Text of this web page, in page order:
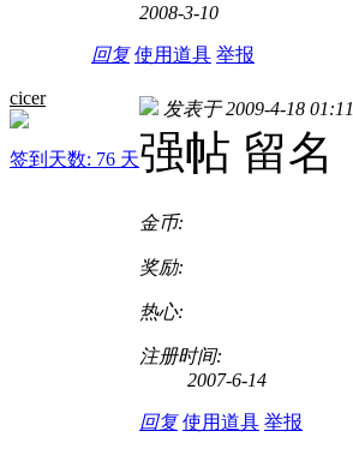
2008-3-10
回复 使用道具 举报
cicer
签到天数: 76 天
发表于 2009-4-18 01:11
强帖 留名
金币:
奖励:
热心:
注册时间:
2007-6-14
回复 使用道具 举报